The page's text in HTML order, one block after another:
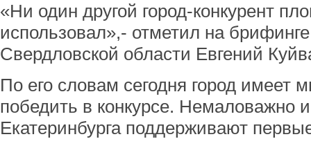
«Ни один другой город-конкурент
использовал»,- отметил на брифинге
Свердловской области Евгений
По его словам сегодня город имеет
победить в конкурсе. Немаловажно и
Екатеринбурга поддерживают